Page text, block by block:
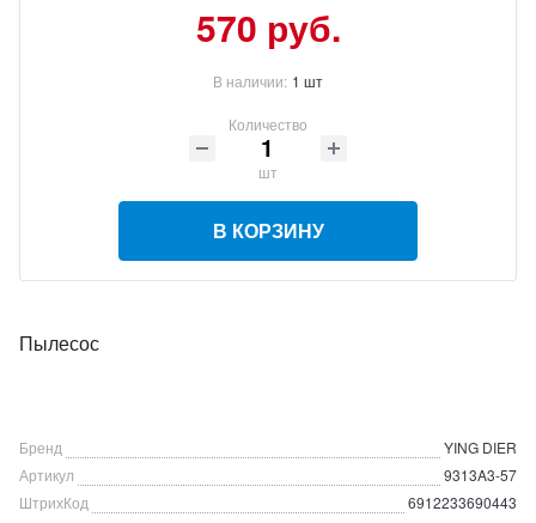
570 руб.
В наличии: 1 шт
Количество
шт
В КОРЗИНУ
Пылесос
Бренд
YING DIER
Артикул
9313A3-57
ШтрихКод
6912233690443